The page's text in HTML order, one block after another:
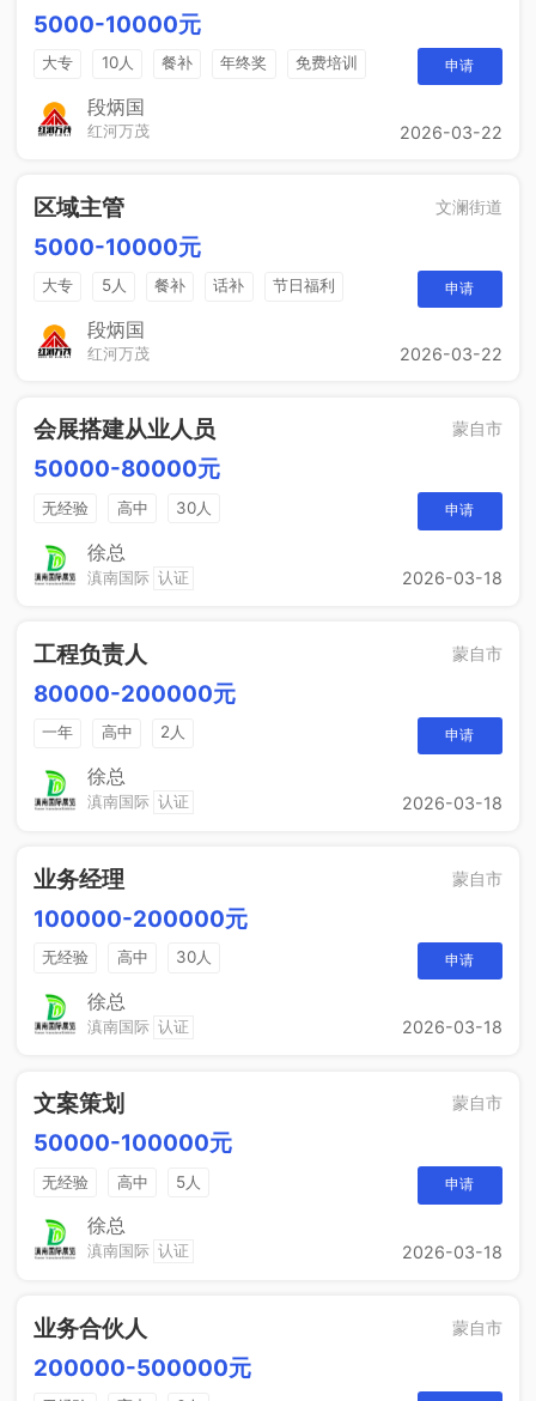
5000-10000元
大专 10人 餐补 年终奖
免费培训
晋升空间
节日福利
申请
段炳国
红河万茂 2026-03-22
区域主管 文澜街道
5000-10000元
大专 5人 餐补 话补
节日福利
带薪年假
工作餐
晋升空间
申请
段炳国
红河万茂 2026-03-22
会展搭建从业人员 蒙自市
50000-80000元
无经验 高中 30人 申请
徐总
滇南国际 认证 2026-03-18
工程负责人 蒙自市
80000-200000元
一年 高中 2人 申请
徐总
滇南国际 认证 2026-03-18
业务经理 蒙自市
100000-200000元
无经验 高中 30人 申请
徐总
滇南国际 认证 2026-03-18
文案策划 蒙自市
50000-100000元
无经验 高中 5人 申请
徐总
滇南国际 认证 2026-03-18
业务合伙人 蒙自市
200000-500000元